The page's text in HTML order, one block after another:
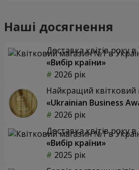
Наші досягнення
Доставка квітів року в
«Вибір країни»
2026 рік
Найкращий квітковий
«Ukrainian Business
2026 рік
Доставка квітів року в
«Вибір країни»
2025 рік